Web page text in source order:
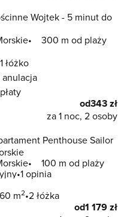
Wojtek - 5 minut do
300 m od plaży
1 łóżko
anulacja
od343 zł
za 1 noc, 2 osoby
Penthouse Sailor
100 m od plaży
1 opinia
60 m2 2 łóżka
od1 179 zł